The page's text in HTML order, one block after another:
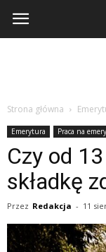
Strona główna
Emerytura Praca na
Czy od
składkę
Przez Redakcja - 11